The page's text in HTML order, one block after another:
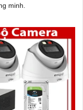
minh.